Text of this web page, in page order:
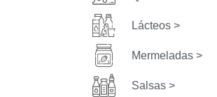
Lácteos >
Mermeladas >
Salsas >